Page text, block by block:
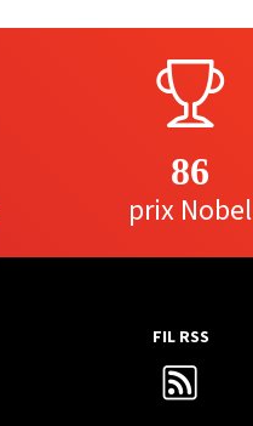
86
prix Nobel
FIL RSS